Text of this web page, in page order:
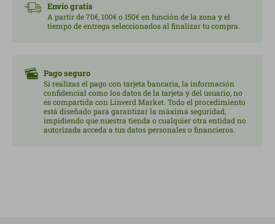
Envío gratis
A partir de 70€, 100€ o 150€ en función de la zona y el
tiempo de entrega seleccionados al finalizar tu compra.
Pago seguro
Si realizas el pago con tarjeta bancaria, la información
confidencial como los datos de la tarjeta y del usuario, no
es compartida con Linverd Market. Todo el procedimiento
está diseñado para garantizar la máxima seguridad,
impidiendo que nuestra tienda o cualquier otra entidad no
autorizada acceda a tus datos personales o financieros.
se quiere reforzar el aporte de vitaminas B dentro de
una rutina diaria más cuidada.
fosfato, el folato activo Quatrefolic® y la vitamina B12
activa en forma de metilcobalamina y
adenosilcobalamina, una combinación pensada para
ofrecer un soporte amplio y bien orientado. También
incorpora colina, inositol, PABA y vitamina C,